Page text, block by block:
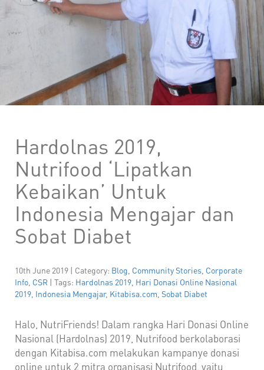
Hardolnas 2019,
Nutrifood ‘Lipatkan
Kebaikan’ Untuk
Indonesia Mengajar dan
Sobat Diabet
10th June 2019 | Category: Blog Community Stories Corporate
Info CSR | Tags: Hardolnas 2019 Hari Donasi Online Nasional
2019 Indonesia Mengajar, Kitabisa.com Sobat Diabet
Halo, NutriFriends! Dalam rangka Hari Donasi Online
Nasional (Hardolnas) 2019, Nutrifood berkolaborasi
dengan Kitabisa.com melakukan kampanye donasi
online untuk 2 mitra organisasi Nutrifood, yaitu